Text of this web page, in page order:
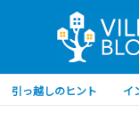
引っ越しのヒント イ